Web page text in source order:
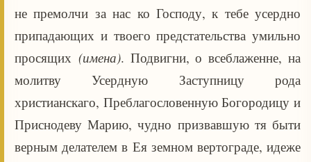
не премолчи за нас ко Господу, к тебе усердно
припадающих и твоего предстательства умильно
просящих (имена). Подвигни, о всеблаженне, на
молитву Усердную Заступницу рода
христианскаго, Преблагословенную Богородицу и
Приснодеву Марию, чудно призвавшую тя быти
верным делателем в Ея земном вертограде, идеже